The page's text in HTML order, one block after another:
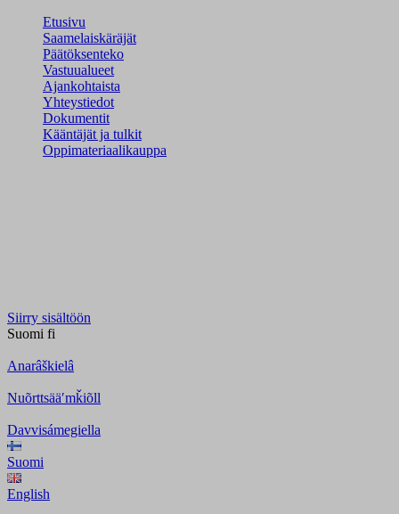
Etusivu
Saamelaiskäräjät
Päätöksenteko
Vastuualueet
Ajankohtaista
Yhteystiedot
Dokumentit
Kääntäjät ja tulkit
Oppimateriaalikauppa
Siirry sisältöön
Suomi fi
Anarâškielâ
Nuõrttsääʹmǩiõll
Davvisámegiella
Suomi
English